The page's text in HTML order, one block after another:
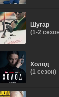
Шугар
(1-2
Холод
(1 сезон)